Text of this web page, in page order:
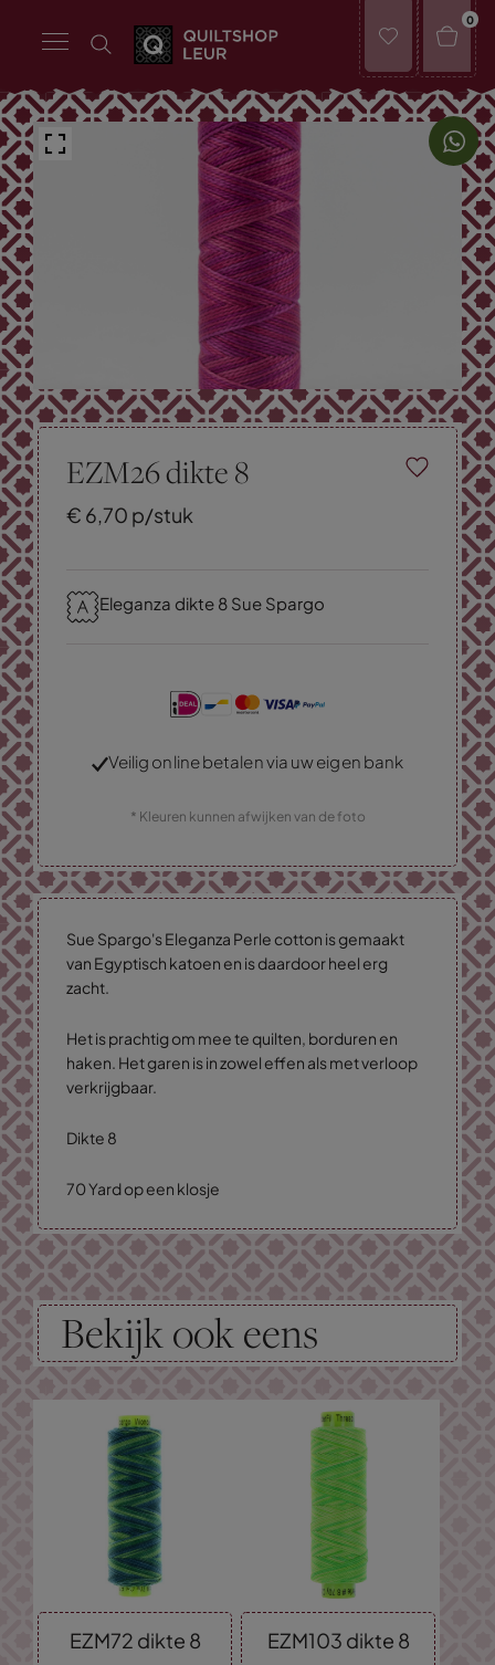
0
EZM26 dikte 8
€ 6,70 p/stuk
Eleganza dikte 8 Sue Spargo
Veilig online betalen via uw eigen bank
* Kleuren kunnen afwijken van de foto
Sue Spargo's Eleganza Perle cotton is gemaakt
van Egyptisch katoen en is daardoor heel erg
zacht.
Het is prachtig om mee te quilten, borduren en
haken. Het garen is in zowel effen als met verloop
verkrijgbaar.
Dikte 8
70 Yard op een klosje
Bekijk ook eens
EZM72 dikte 8
EZM103 dikte 8